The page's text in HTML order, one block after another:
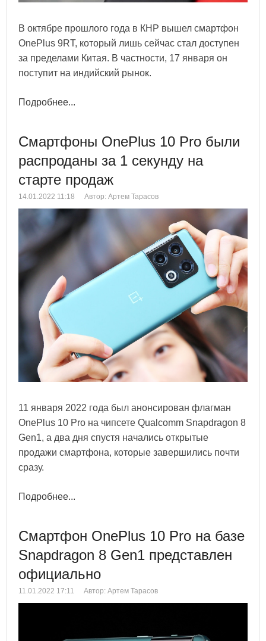
В октябре прошлого года в КНР вышел смартфон
OnePlus 9RT, который лишь сейчас стал доступен
за пределами Китая. В частности, 17 января он
поступит на индийский рынок.
Подробнее...
Смартфоны OnePlus 10 Pro были
распроданы за 1 секунду на
старте продаж
14.01.2022 11:18 Автор: Артем Тарасов
11 января 2022 года был анонсирован флагман
OnePlus 10 Pro на чипсете Qualcomm Snapdragon 8
Gen1, а два дня спустя начались открытые
продажи смартфона, которые завершились почти
сразу.
Подробнее...
Смартфон OnePlus 10 Pro на базе
Snapdragon 8 Gen1 представлен
официально
11.01.2022 17:11 Автор: Артем Тарасов